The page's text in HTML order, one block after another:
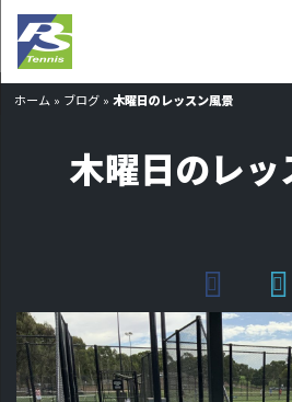
ホーム » ブログ »木曜日のレッスン風景
木曜日のレッ